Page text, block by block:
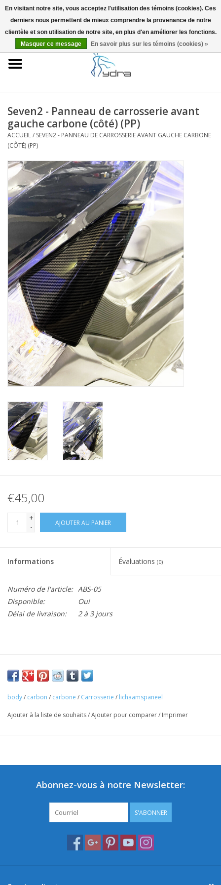
EUR
Accueil
Infos
Accessoires
Blog
Seven2 - Panneau de carrosserie avant
gauche carbone (côté) (PP)
ACCUEIL/ SEVEN2 - PANNEAU DE CARROSSERIE AVANT GAUCHE CARBONE
(CÔTÉ) (PP)
€45,00
+
-
AJOUTER AU PANIER
Informations Évaluations (0)
Numéro de l'article: ABS-05
Disponible:
Oui
Délai de livraison:
2 à 3 jours
body/ carbon / carbone / Carrosserie / lichaamspaneel
Ajouter à la liste de souhaits/Ajouter pour comparer/ Imprimer
Abonnez-vous à notre Newsletter:
S'ABONNER
En visitant notre site, vous acceptez l'utilisation des témoins (cookies). Ces
derniers nous permettent de mieux comprendre la provenance de notre
clientèle et son utilisation de notre site, en plus d'en améliorer les fonctions.
Masquer ce message
En savoir plus sur les témoins (cookies) »